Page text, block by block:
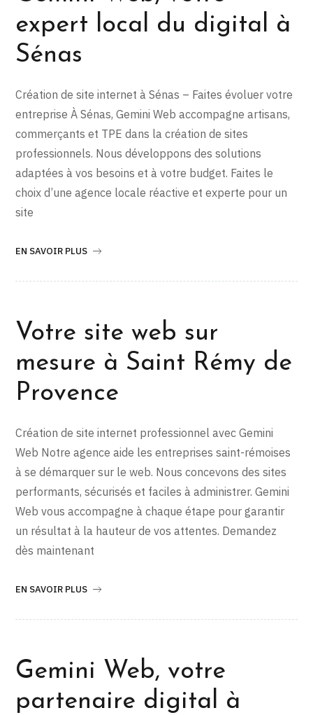
expert local du digital à
Sénas
Création de site internet à Sénas – Faites évoluer votre
entreprise À Sénas, Gemini Web accompagne artisans,
commerçants et TPE dans la création de sites
professionnels. Nous développons des solutions
adaptées à vos besoins et à votre budget. Faites le
choix d’une agence locale réactive et experte pour un
site
EN SAVOIR PLUS
Votre site web sur
mesure à Saint Rémy de
Provence
Création de site internet professionnel avec Gemini
Web Notre agence aide les entreprises saint-rémoises
à se démarquer sur le web. Nous concevons des sites
performants, sécurisés et faciles à administrer. Gemini
Web vous accompagne à chaque étape pour garantir
un résultat à la hauteur de vos attentes. Demandez
dès maintenant
EN SAVOIR PLUS
Gemini Web, votre
partenaire digital à